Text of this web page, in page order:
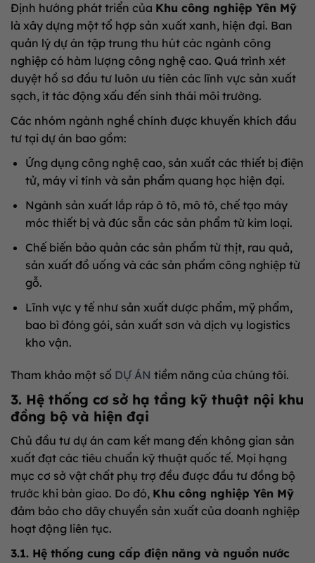
Định hướng phát triển của Khu công nghiệp Yên Mỹ
là xây dựng một tổ hợp sản xuất xanh, hiện đại. Ban
quản lý dự án tập trung thu hút các ngành công
nghiệp có hàm lượng công nghệ cao. Quá trình xét
duyệt hồ sơ đầu tư luôn ưu tiên các lĩnh vực sản xuất
sạch, ít tác động xấu đến sinh thái môi trường.
Các nhóm ngành nghề chính được khuyến khích đầu
tư tại dự án bao gồm:
Ứng dụng công nghệ cao, sản xuất các thiết bị điện
tử, máy vi tính và sản phẩm quang học hiện đại.
Ngành sản xuất lắp ráp ô tô, mô tô, chế tạo máy
móc thiết bị và đúc sẵn các sản phẩm từ kim loại.
Chế biến bảo quản các sản phẩm từ thịt, rau quả,
sản xuất đồ uống và các sản phẩm công nghiệp từ
gỗ.
Lĩnh vực y tế như sản xuất dược phẩm, mỹ phẩm,
bao bì đóng gói, sản xuất sơn và dịch vụ logistics
kho vận.
Tham khảo một số DỰ ÁN tiềm năng của chúng tôi.
3. Hệ thống cơ sở hạ tầng kỹ thuật nội khu
đồng bộ và hiện đại
Chủ đầu tư dự án cam kết mang đến không gian sản
xuất đạt các tiêu chuẩn kỹ thuật quốc tế. Mọi hạng
mục cơ sở vật chất phụ trợ đều được đầu tư đồng bộ
trước khi bàn giao. Do đó, Khu công nghiệp Yên Mỹ
đảm bảo cho dây chuyền sản xuất của doanh nghiệp
hoạt động liên tục.
3.1. Hệ thống cung cấp điện năng và nguồn nước